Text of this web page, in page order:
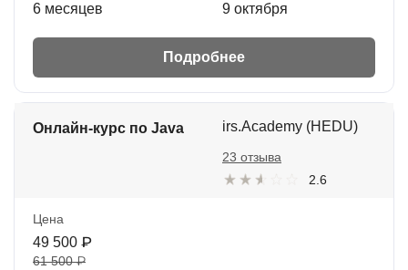
6 месяцев 9 октября
Подробнее
Онлайн-курс по Java irs.Academy (HEDU)
2.6
23 отзыва
Цена
49 500 ₽
61 500 ₽